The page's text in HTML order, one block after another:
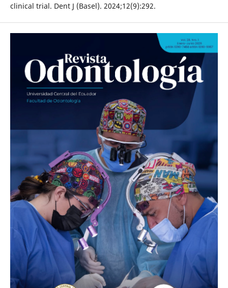
clinical trial. Dent J (Basel). 2024;12(9):292.